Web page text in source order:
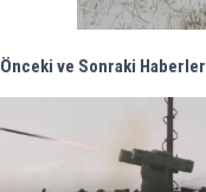
Önceki ve Sonraki Haberler